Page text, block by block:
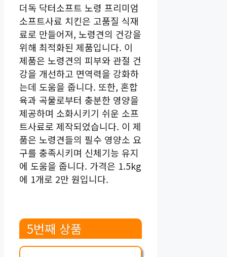
더독 닥터소프트 노령 프리미엄
소프트사료 치킨은 고품질 식재
료로 만들어져, 노령견의 건강을
위해 최적화된 제품입니다. 이
제품은 노령견의 피부와 관절 건
강을 개선하고 면역력을 강화하
는데 도움을 줍니다. 또한, 혼합
육과 곡물로부터 충분한 영양을
제공하며 소화시키기 쉬운 소프
트사료로 제작되었습니다. 이 제
품은 노령견들의 필수 영양소 요
구를 충족시키며 신체기능 유지
에 도움을 줍니다. 가격은 1.5kg
에 1개로 2만 원입니다.
5번째 상품